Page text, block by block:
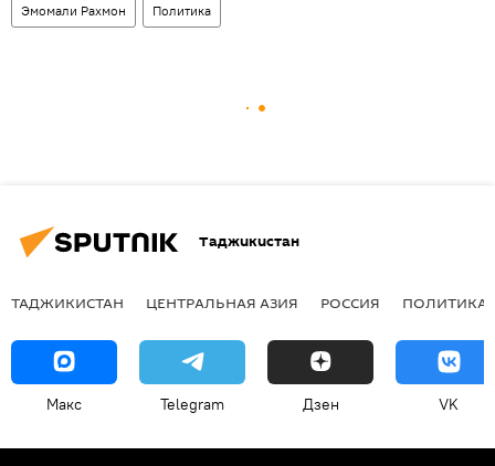
Эмомали Рахмон Политика
Таджикистан
ТАДЖИКИСТАН ЦЕНТРАЛЬНАЯ АЗИЯ РОССИЯ ПОЛИТИКА
Макс Telegram Дзен VK